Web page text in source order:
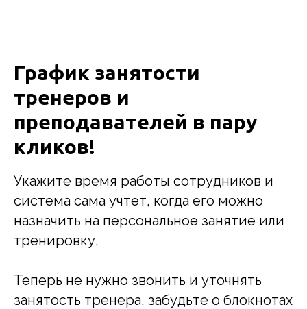
График занятости
тренеров и
преподавателей в пару
кликов!
Укажите время работы сотрудников и
система сама учтет, когда его можно
назначить на персональное занятие или
тренировку.
Теперь не нужно звонить и уточнять
занятость тренера, забудьте о блокнотах